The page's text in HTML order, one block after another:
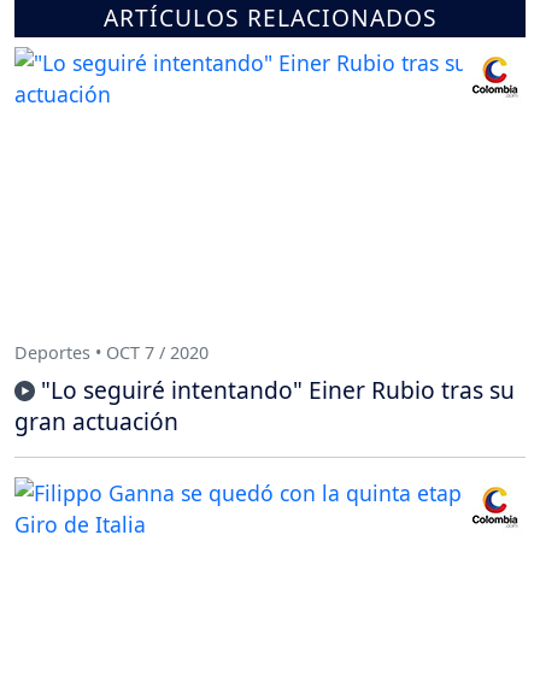
ARTÍCULOS RELACIONADOS
Deportes • OCT 7 / 2020
"Lo seguiré intentando" Einer Rubio tras su
gran actuación